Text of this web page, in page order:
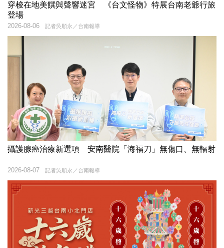
穿梭在地美饌與聲響迷宮 《台文怪物》特展台南老爺行旅
登場
記者吳順永／台南報導
2026-08-06
攝護腺癌治療新選項 安南醫院「海福刀」無傷口、無輻射
記者吳順永／台南報導
2026-08-07